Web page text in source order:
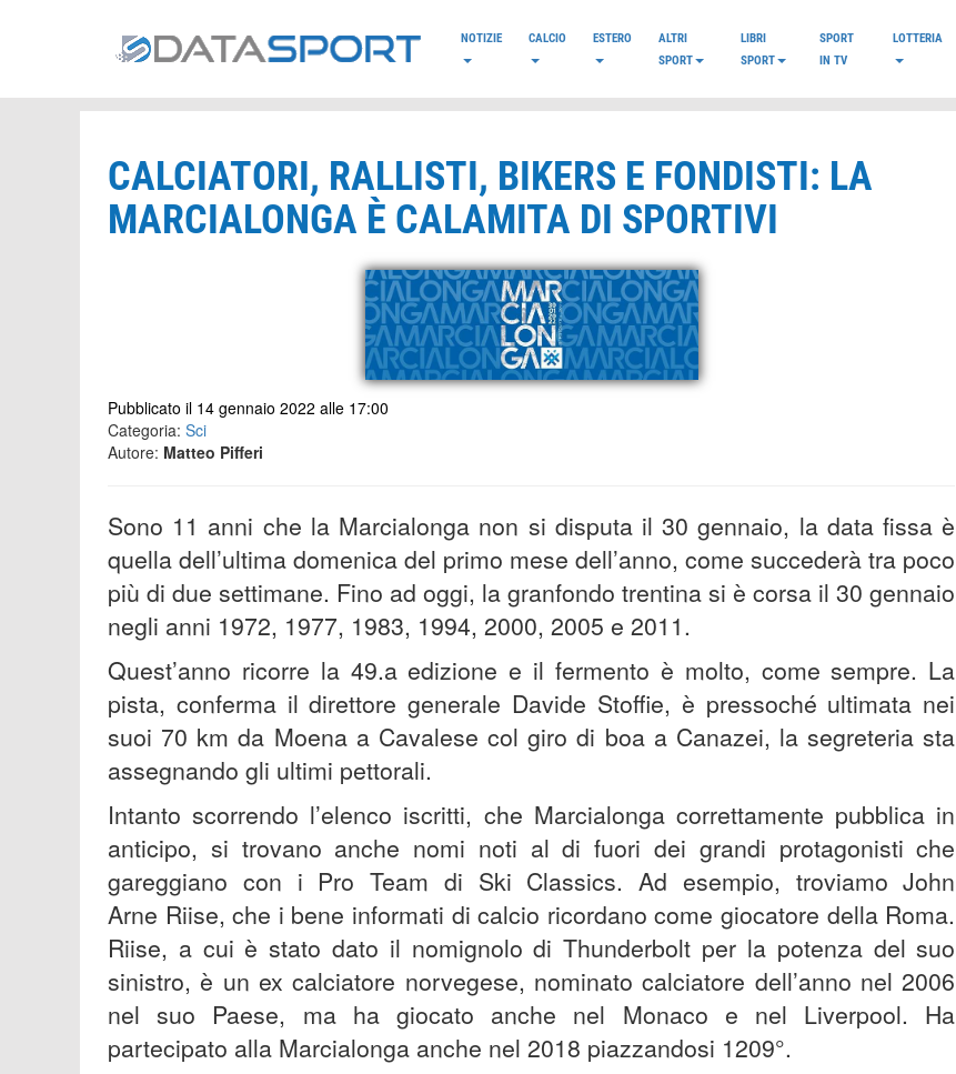
NOTIZIE CALCIO ESTERO
ALTRI
SPORT
LIBRI
SPORT
SPORT
IN TV
LOTTERIA
CALCIATORI, RALLISTI, BIKERS E FONDISTI: LA
MARCIALONGA È CALAMITA DI SPORTIVI
Pubblicato il 14 gennaio 2022 alle 17:00
Categoria: Sci
Autore: Matteo Pifferi
Sono 11 anni che la Marcialonga non si disputa il 30 gennaio, la data fissa è
quella dell’ultima domenica del primo mese dell’anno, come succederà tra poco
più di due settimane. Fino ad oggi, la granfondo trentina si è corsa il 30 gennaio
negli anni 1972, 1977, 1983, 1994, 2000, 2005 e 2011.
Quest’anno ricorre la 49.a edizione e il fermento è molto, come sempre. La
pista, conferma il direttore generale Davide Stoffie, è pressoché ultimata nei
suoi 70 km da Moena a Cavalese col giro di boa a Canazei, la segreteria sta
assegnando gli ultimi pettorali.
Intanto scorrendo l’elenco iscritti, che Marcialonga correttamente pubblica in
anticipo, si trovano anche nomi noti al di fuori dei grandi protagonisti che
gareggiano con i Pro Team di Ski Classics. Ad esempio, troviamo John
Arne Riise, che i bene informati di calcio ricordano come giocatore della Roma.
Riise, a cui è stato dato il nomignolo di Thunderbolt per la potenza del suo
sinistro, è un ex calciatore norvegese, nominato calciatore dell’anno nel 2006
nel suo Paese, ma ha giocato anche nel Monaco e nel Liverpool. Ha
partecipato alla Marcialonga anche nel 2018 piazzandosi 1209°.